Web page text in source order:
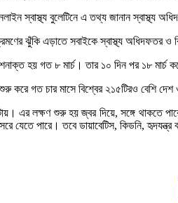
স্বাস্থ্য বুলেটিনে এ তথ্য জানান স্বাস্থ্য
ঝুঁকি এড়াতে সবাইকে স্বাস্থ্য অধিদফতর ও
হয় গত ৮ মার্চ। তার ১০ দিন পর ১৮
করে গত চার মাসে বিশ্বের ২১৫টিরও বেশি
এর লক্ষণ শুরু হয় জ্বর দিয়ে, সঙ্গে থাকতে
যেতে পারে। তবে ডায়াবেটিস, কিডনি,